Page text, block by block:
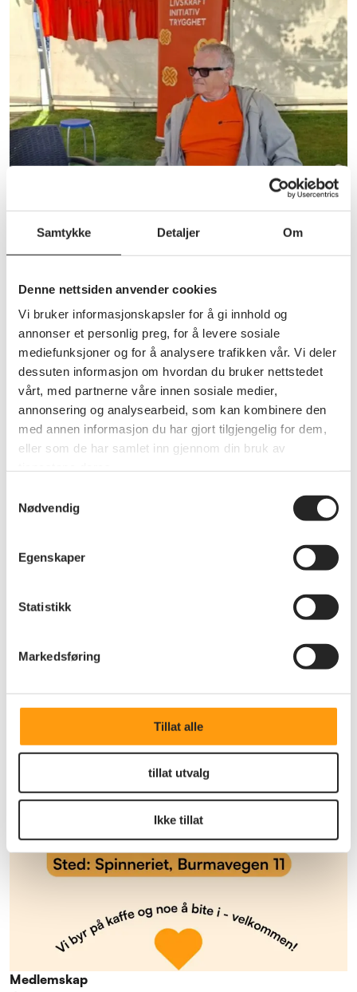
Samtykke Detaljer Om
Denne nettsiden anvender cookies
Vi bruker informasjonskapsler for å gi innhold og
annonser et personlig preg, for å levere sosiale
mediefunksjoner og for å analysere trafikken vår. Vi deler
dessuten informasjon om hvordan du bruker nettstedet
vårt, med partnerne våre innen sosiale medier,
annonsering og analysearbeid, som kan kombinere den
med annen informasjon du har gjort tilgjengelig for dem,
eller som de har samlet inn gjennom din bruk av
Nødvendig
Egenskaper
Statistikk
Markedsføring
Tillat alle
tillat utvalg
Ikke tillat
Aktive Pensjonister🌞
innholdsrik juni måned.
Åpent møte på Hjelmeland
22. juni arrangerte Pensjonistforbundet Rogaland
sitt siste åpne møte før sommerferien på Spinneriet
Medlemskap